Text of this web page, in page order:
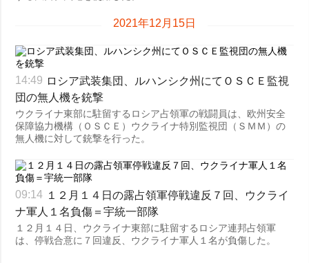
2021年12月15日
14:49 ロシア武装集団、ルハンシク州にてＯＳＣＥ監視
団の無人機を銃撃
ウクライナ東部に駐留するロシア占領軍の戦闘員は、欧州安全
保障協力機構（ＯＳＣＥ）ウクライナ特別監視団（ＳＭＭ）の
無人機に対して銃撃を行った。
09:14 １２月１４日の露占領軍停戦違反７回、ウクライ
ナ軍人１名負傷＝宇統一部隊
１２月１４日、ウクライナ東部に駐留するロシア連邦占領軍
は、停戦合意に７回違反、ウクライナ軍人１名が負傷した。